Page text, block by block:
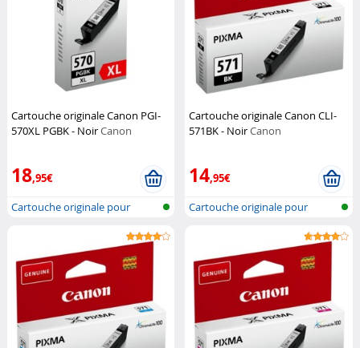
Cartouche originale Canon PGI-
570XL PGBK - NoirCanon
18,95€
Cartouche originale pour
Cartouche originale Canon CLI-
571BK - NoirCanon
14,95€
Cartouche originale pour